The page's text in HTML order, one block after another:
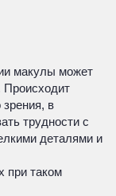
макулы может
Происходит
в
трудности с
деталями и
при таком